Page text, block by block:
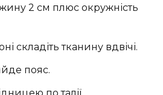
2 см плюс окружність
складіть тканину вдвічі.
пояс.